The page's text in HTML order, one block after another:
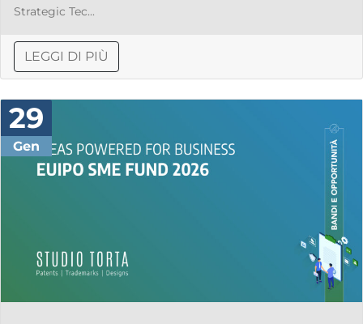
Strategic Tec...
LEGGI DI PIÙ
29
Gen